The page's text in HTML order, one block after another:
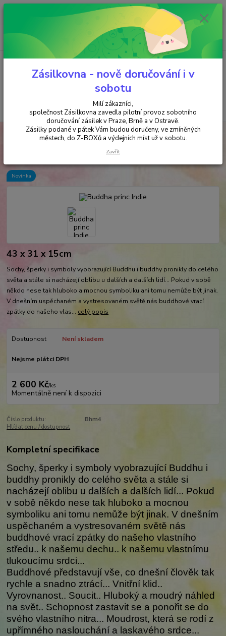
Minimální hodnota objednávky je 200 kč. Při nákupu nad 2000,- Kč je
požadována platba předem na účet.
Menu
+420 737 737 037
(Po-Pá, 9-18 hod.)
za
SOŠKY & DEKORACE Sošky Buddha princ Indie
Buddha princ Indie
Novinka
43 x 31 x 15cm
Sochy, šperky i symboly vyobrazující Buddhu i buddhy pronikly do celého
světa a stále si nacházejí oblibu u dalších a dalších lidí... Pokud v sobě
někdo nese tak hluboko a mocnou symboliku ani tomu nemůže být jinak.
V dnešním uspěchaném a vystresovaném světě nás buddhové vrací
zpátky do našeho vlas... celý popis
Dostupnost Není skladem
Nejsme plátci DPH
2 600 Kč/ks
Momentálně není k dispozici
Číslo produktu:
Bhm4
Hlídat cenu / dostupnost
Kompletní specifikace
Sochy, šperky i symboly vyobrazující Buddhu i
buddhy pronikly do celého světa a stále si
nacházejí oblibu u dalších a dalších lidí... Pokud
v sobě někdo nese tak hluboko a mocnou
symboliku ani tomu nemůže být jinak. V dnešním
uspěchaném a vystresovaném světě nás
buddhové vrací zpátky do našeho vlastního
středu.. k našemu dechu.. k našemu vlastnímu
tlukoucímu srdci...
Buddhové představují vše, co dnešní člověk tak
rychle a snadno ztrácí... Vnitřní klid..
Vyrovnanost.. Soucit.. Hluboký a moudrý náhled
na svět.. Schopnost zastavit se a ponořit se do
svého vlastního nitra... Moudrost, která se rodí z
upřímného naslouchání a laskavého srdce...
Zásilkovna - nově doručování i v
sobotu
Milí zákazníci,
společnost Zásilkovna zavedla pilotní provoz sobotního
doručování zásilek v Praze, Brně a v Ostravě.
Zásilky podané v pátek Vám budou doručeny, ve zmíněných
městech, do Z-BOXů a výdejních míst už v sobotu.
Zavřít